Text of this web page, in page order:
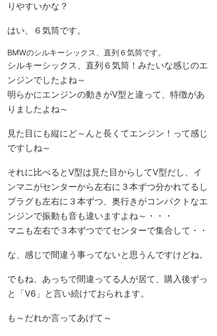
りやすいかな？
はい、６気筒です。
BMWのシルキーシックス、直列６気筒です。
シルキーシックス、直列６気筒！みたいな感じのエ
ンジンでしたよね～
明らかにエンジンの動きがV型と違って、特徴があ
りましたよね～
見た目にも縦にど～んと長くてエンジン！って感じ
ですしね～
それに比べるとV型は見た目からしてV型だし、イ
ンマニがセンターから左右に３本ずつ分かれてるし
プラグも左右に３本ずつ、奥行きがコンパクトなエ
ンジンで振動も音も違いますよね～・・・
マニも左右で３本ずつでてセンターで集合して・・
な、感じで間違う事ってないと思うんですけどね。
でもね、あっちで間違ってる人が居て、購入後ずっ
と「V6」と言い続けておられます。
も～だれか言ってあげて～